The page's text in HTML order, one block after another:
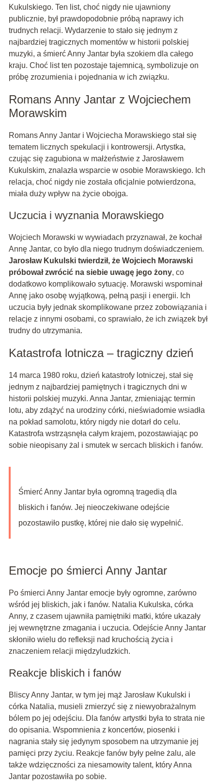
Kukulskiego. Ten list, choć nigdy nie ujawniony
publicznie, był prawdopodobnie próbą naprawy ich
trudnych relacji. Wydarzenie to stało się jednym z
najbardziej tragicznych momentów w historii polskiej
muzyki, a śmierć Anny Jantar była szokiem dla całego
kraju. Choć list ten pozostaje tajemnicą, symbolizuje on
próbę zrozumienia i pojednania w ich związku.
Romans Anny Jantar z Wojciechem
Morawskim
Romans Anny Jantar i Wojciecha Morawskiego stał się
tematem licznych spekulacji i kontrowersji. Artystka,
czując się zagubiona w małżeństwie z Jarosławem
Kukulskim, znalazła wsparcie w osobie Morawskiego. Ich
relacja, choć nigdy nie została oficjalnie potwierdzona,
miała duży wpływ na życie obojga.
Uczucia i wyznania Morawskiego
Wojciech Morawski w wywiadach przyznawał, że kochał
Annę Jantar, co było dla niego trudnym doświadczeniem.
Jarosław Kukulski twierdził, że Wojciech Morawski
próbował zwrócić na siebie uwagę jego żony, co
dodatkowo komplikowało sytuację. Morawski wspominał
Annę jako osobę wyjątkową, pełną pasji i energii. Ich
uczucia były jednak skomplikowane przez zobowiązania i
relacje z innymi osobami, co sprawiało, że ich związek był
trudny do utrzymania.
Katastrofa lotnicza – tragiczny dzień
14 marca 1980 roku, dzień katastrofy lotniczej, stał się
jednym z najbardziej pamiętnych i tragicznych dni w
historii polskiej muzyki. Anna Jantar, zmieniając termin
lotu, aby zdążyć na urodziny córki, nieświadomie wsiadła
na pokład samolotu, który nigdy nie dotarł do celu.
Katastrofa wstrząsnęła całym krajem, pozostawiając po
sobie nieopisany żal i smutek w sercach bliskich i fanów.
Śmierć Anny Jantar była ogromną tragedią dla
bliskich i fanów. Jej nieoczekiwane odejście
pozostawiło pustkę, której nie dało się wypełnić.
Emocje po śmierci Anny Jantar
Po śmierci Anny Jantar emocje były ogromne, zarówno
wśród jej bliskich, jak i fanów. Natalia Kukulska, córka
Anny, z czasem ujawniła pamiętniki matki, które ukazały
jej wewnętrzne zmagania i uczucia. Odejście Anny Jantar
skłoniło wielu do refleksji nad kruchością życia i
znaczeniem relacji międzyludzkich.
Reakcje bliskich i fanów
Bliscy Anny Jantar, w tym jej mąż Jarosław Kukulski i
córka Natalia, musieli zmierzyć się z niewyobrażalnym
bólem po jej odejściu. Dla fanów artystki była to strata nie
do opisania. Wspomnienia z koncertów, piosenki i
nagrania stały się jedynym sposobem na utrzymanie jej
pamięci przy życiu. Reakcje fanów były pełne żalu, ale
także wdzięczności za niesamowity talent, który Anna
Jantar pozostawiła po sobie.